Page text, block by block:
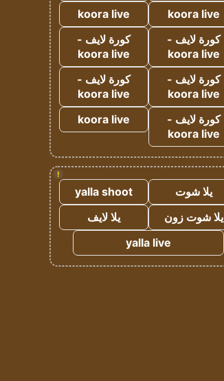
koora live
koora live
كورة لايف -
koora live
كورة لايف -
koora live
كورة لايف -
koora live
كورة لايف -
koora live
كورة لايف -
koora live
koora live
!
يلا شوت
yalla shoot
يلا شوت زون
يلا لايف
yalla live